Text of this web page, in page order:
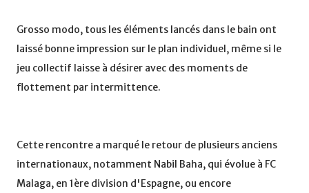
Grosso modo, tous les éléments lancés dans le bain ont
laissé bonne impression sur le plan individuel, même si le
jeu collectif laisse à désirer avec des moments de
flottement par intermittence.
Cette rencontre a marqué le retour de plusieurs anciens
internationaux, notamment Nabil Baha, qui évolue à FC
Malaga, en 1ère division d'Espagne, ou encore